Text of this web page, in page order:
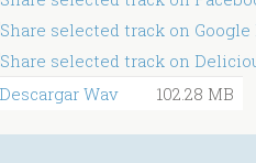
Descargar Wav 102.28 MB